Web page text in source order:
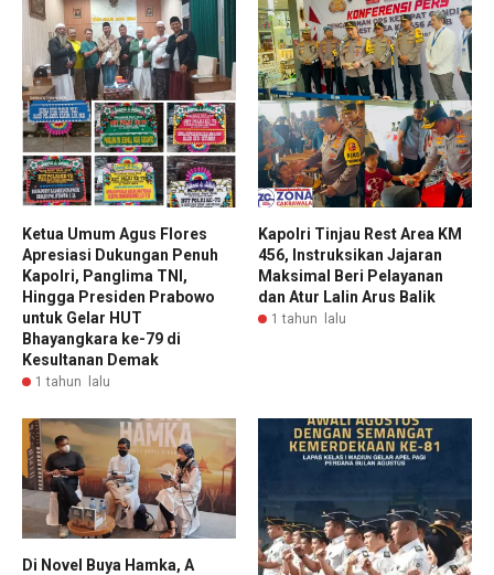
Ketua Umum Agus Flores
Apresiasi Dukungan Penuh
Kapolri, Panglima TNI,
Hingga Presiden Prabowo
untuk Gelar HUT
Bhayangkara ke-79 di
Kesultanan Demak
1 tahun lalu
Kapolri Tinjau Rest Area KM
456, Instruksikan Jajaran
Maksimal Beri Pelayanan
dan Atur Lalin Arus Balik
1 tahun lalu
Di Novel Buya Hamka, A